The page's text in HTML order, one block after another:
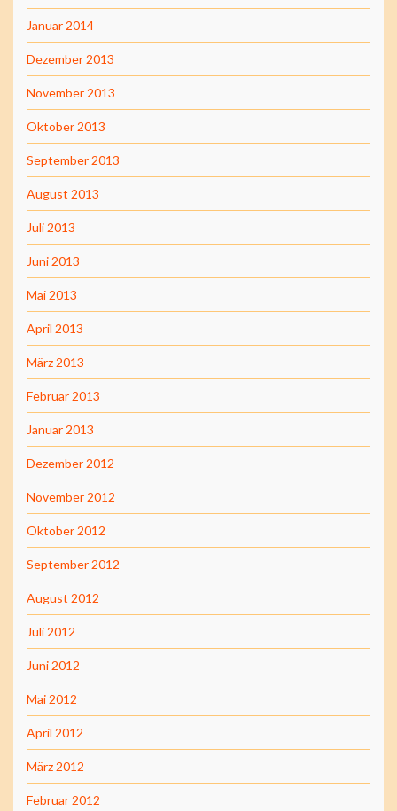
Januar 2014
Dezember 2013
November 2013
Oktober 2013
September 2013
August 2013
Juli 2013
Juni 2013
Mai 2013
April 2013
März 2013
Februar 2013
Januar 2013
Dezember 2012
November 2012
Oktober 2012
September 2012
August 2012
Juli 2012
Juni 2012
Mai 2012
April 2012
März 2012
Februar 2012